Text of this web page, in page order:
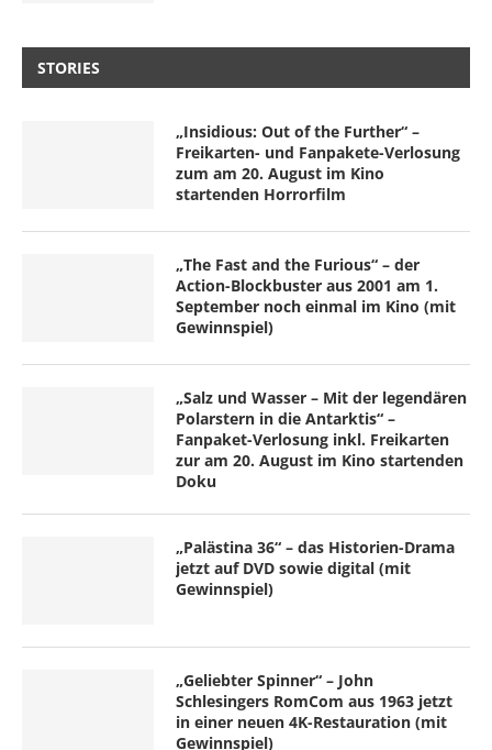
STORIES
„Insidious: Out of the Further“ –
Freikarten- und Fanpakete-Verlosung
zum am 20. August im Kino
startenden Horrorfilm
„The Fast and the Furious“ – der
Action-Blockbuster aus 2001 am 1.
September noch einmal im Kino (mit
Gewinnspiel)
„Salz und Wasser – Mit der legendären
Polarstern in die Antarktis“ –
Fanpaket-Verlosung inkl. Freikarten
zur am 20. August im Kino startenden
Doku
„Palästina 36“ – das Historien-Drama
jetzt auf DVD sowie digital (mit
Gewinnspiel)
„Geliebter Spinner“ – John
Schlesingers RomCom aus 1963 jetzt
in einer neuen 4K-Restauration (mit
Gewinnspiel)